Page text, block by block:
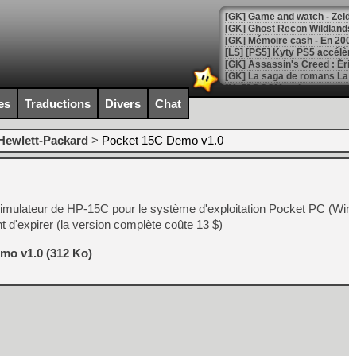
[Mo5] DOOM arrive en
[GK] Bethesda fête les 30
[GK] Roblox : l'action en
[GK] Agenda - GeForce
[LS] [PS5] ps5-y2jb-
[GK] Pourquoi Marvel
[GK] Test : Restory : Chill
[GK] GTA 6 : Rockstar
[GK] Hot Wheels Infinite
[GK] Mémoire cash -
[GK] Résultats Nintendo :
[GK] Déjà des
[Mo5] Brickboy cherche à
[GK] Minecraft et ses «
Traductions Divers Chat
Packard > Pocket 15C Demo v1.0
de HP-15C pour le système d'exploitation Pocket PC
d'expirer (la version complète coûte 13 $)
v1.0 (312 Ko)